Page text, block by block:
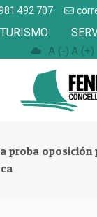
492 707
TURISMO
A (-) A (+)
proba